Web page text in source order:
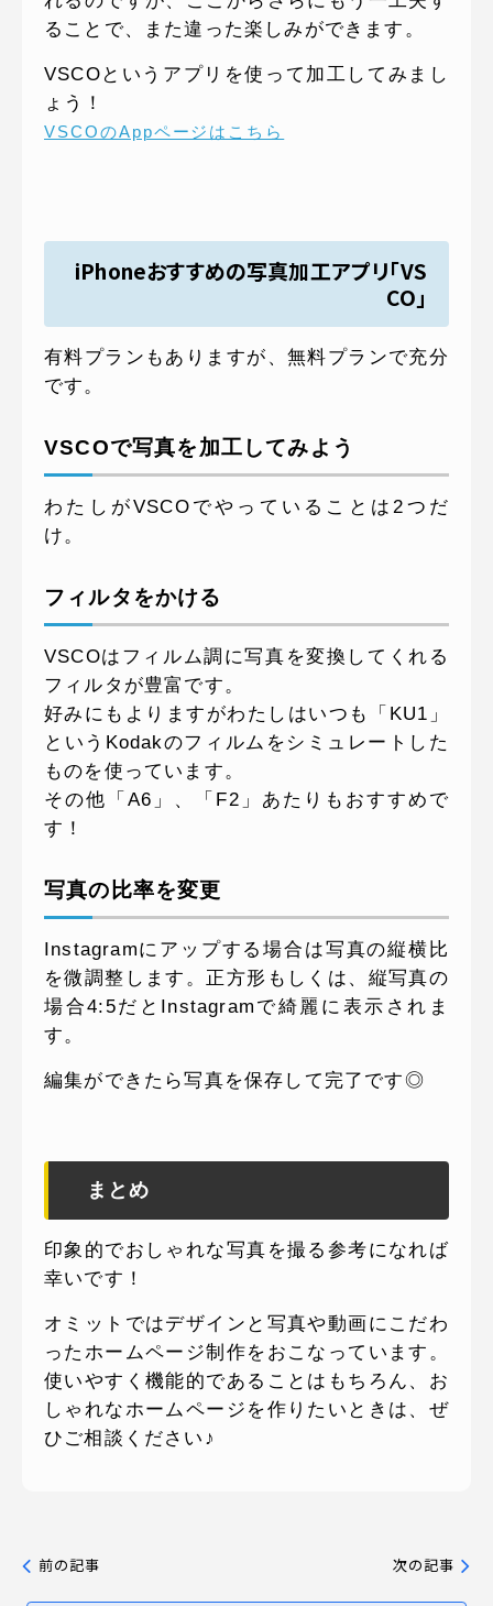
ることで、また違った楽しみができます。
VSCOというアプリを使って加工してみまし
ょう！
VSCOのAppページはこちら
iPhoneおすすめの写真加工アプリ「VS
CO」
有料プランもありますが、無料プランで充分
です。
VSCOで写真を加工してみよう
わたしがVSCOでやっていることは2つだ
け。
フィルタをかける
VSCOはフィルム調に写真を変換してくれる
フィルタが豊富です。
好みにもよりますがわたしはいつも「KU1」
というKodakのフィルムをシミュレートした
ものを使っています。
その他「A6」、「F2」あたりもおすすめで
す！
写真の比率を変更
Instagramにアップする場合は写真の縦横比
を微調整します。正方形もしくは、縦写真の
場合4:5だとInstagramで綺麗に表示されま
す。
編集ができたら写真を保存して完了です◎
まとめ
印象的でおしゃれな写真を撮る参考になれば
幸いです！
オミットではデザインと写真や動画にこだわ
ったホームページ制作をおこなっています。
使いやすく機能的であることはもちろん、お
しゃれなホームページを作りたいときは、ぜ
ひご相談ください♪
前の記事 次の記事